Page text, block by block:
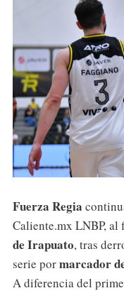
Fuerza Regia
Caliente.mx LNBP,
de Irapuato, tras
serie pormarcador
A diferencia del